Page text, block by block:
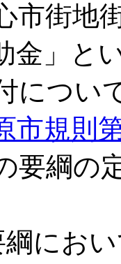
市街地
金」と
につい
市規則
要綱の
におい